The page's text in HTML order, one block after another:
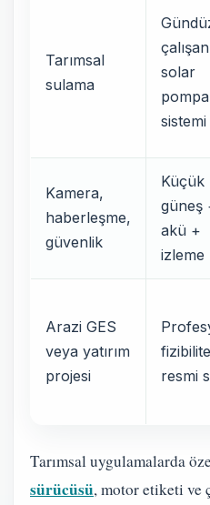
Tarımsal
sulama
çalışan
solar
pompa
sistemi
Kamera,
haberleşme,
güvenlik
Küçük
güneş
akü +
izleme
Arazi GES
veya yatırım
projesi
resmi
Tarımsal uygulamalarda
sürücüsü, motor etiketi ve